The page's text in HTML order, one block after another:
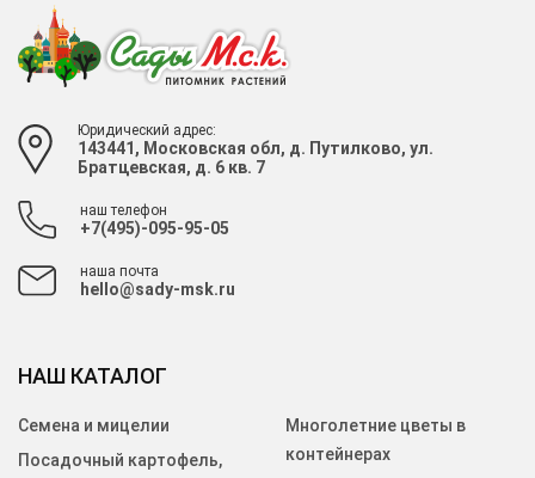
Юридический адрес:
143441, Московская обл, д. Путилково, ул.
Братцевская, д. 6 кв. 7
наш телефон
+7(495)-095-95-05
наша почта
hello@sady-msk.ru
НАШ КАТАЛОГ
Семена и мицелии
Посадочный картофель,
Многолетние цветы в
контейнерах